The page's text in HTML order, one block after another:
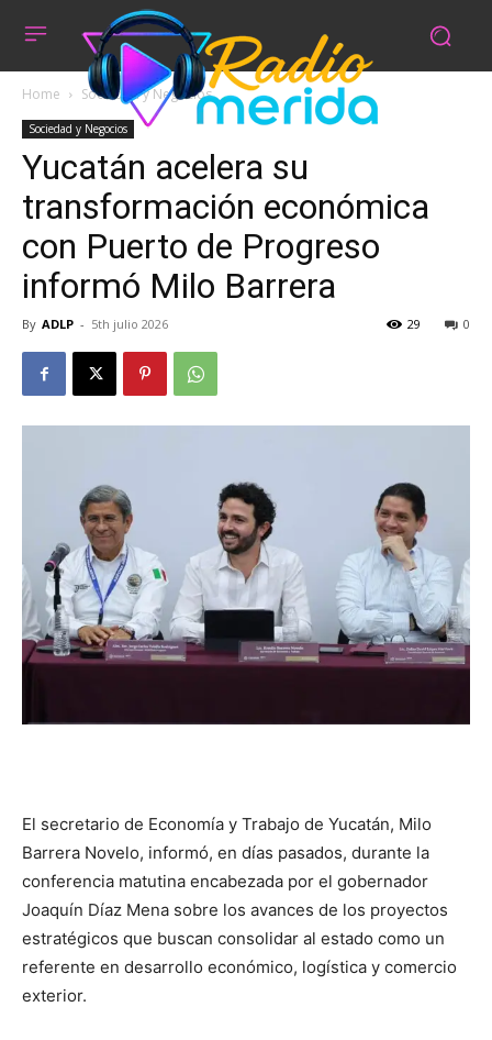
Home Sociedad y Negocios
Sociedad y Negocios
Yucatán acelera su
transformación económica
con Puerto de Progreso
informó Milo Barrera
By ADLP - 5th julio 2026 0
29
El secretario de Economía y Trabajo de Yucatán, Milo
Barrera Novelo, informó, en días pasados, durante la
conferencia matutina encabezada por el gobernador
Joaquín Díaz Mena sobre los avances de los proyectos
estratégicos que buscan consolidar al estado como un
referente en desarrollo económico, logística y comercio
exterior.